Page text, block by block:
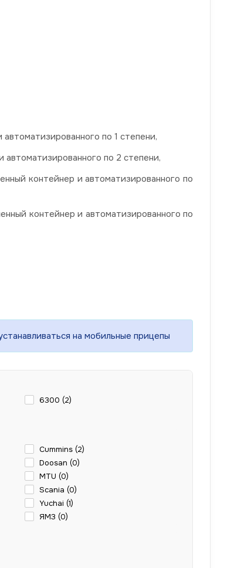
по 1 степени,
по 2 степени,
контейнер и автоматизированного по
контейнер и автоматизированного по
на мобильные прицепы
6300 (2)
Cummins (2)
Doosan (0)
MTU (0)
Scania (0)
Yuchai (1)
ЯМЗ (0)